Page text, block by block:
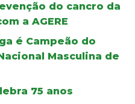
do cancro da
a AGERE
é Campeão do
Masculina de
75 anos